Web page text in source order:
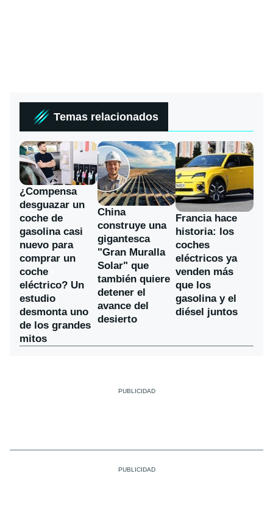
Temas relacionados
¿Compensa
desguazar un
coche de
gasolina casi
nuevo para
comprar un
coche
eléctrico? Un
estudio
desmonta uno
de los grandes
mitos
China
construye una
gigantesca
"Gran Muralla
Solar" que
también quiere
detener el
avance del
desierto
Francia hace
historia: los
coches
eléctricos ya
venden más
que los
gasolina y el
diésel juntos